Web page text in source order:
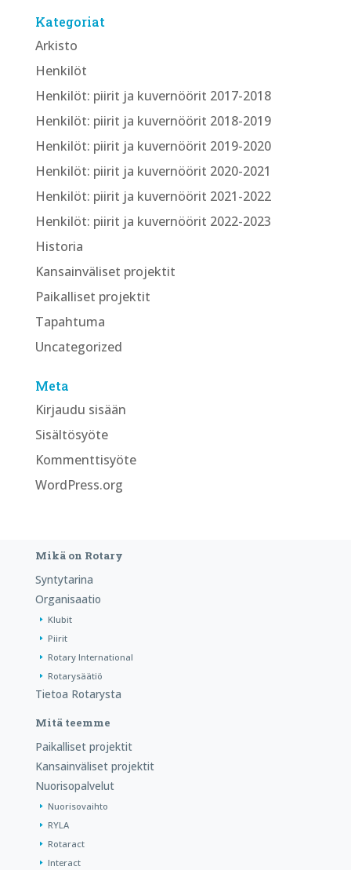
Kategoriat
Arkisto
Henkilöt
Henkilöt: piirit ja kuvernöörit 2017-2018
Henkilöt: piirit ja kuvernöörit 2018-2019
Henkilöt: piirit ja kuvernöörit 2019-2020
Henkilöt: piirit ja kuvernöörit 2020-2021
Henkilöt: piirit ja kuvernöörit 2021-2022
Henkilöt: piirit ja kuvernöörit 2022-2023
Historia
Kansainväliset projektit
Paikalliset projektit
Tapahtuma
Uncategorized
Meta
Kirjaudu sisään
Sisältösyöte
Kommenttisyöte
WordPress.org
Mikä on Rotary
Syntytarina
Organisaatio
Klubit
Piirit
Rotary International
Rotarysäätiö
Tietoa Rotarysta
Mitä teemme
Paikalliset projektit
Kansainväliset projektit
Nuorisopalvelut
Nuorisovaihto
RYLA
Rotaract
Interact